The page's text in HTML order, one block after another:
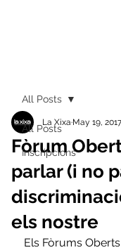
All Posts
Inscripcions
All Posts
Fòrum
parlar (i no
els nostre
La Xixa May 19, 2017
Els Fòrums